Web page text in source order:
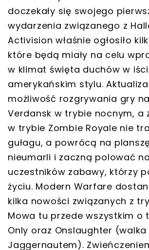
doczekały się swojego
wydarzenia związanego z
Activision właśnie ogłosiło
które będą miały na celu
w klimat święta duchów w
amerykańskim stylu.
możliwość rozgrywania gry
Verdansk w trybie nocnym, a
w trybie Zombie Royale nie
gułagu, a powrócą na
nieumarli i zaczną polować na
uczestników zabawy, którzy
życiu. Modern Warfare
kilka nowości związanych z
Mowa tu przede wszystkim o
Only oraz Onslaughter (walka
Jaggernautem).